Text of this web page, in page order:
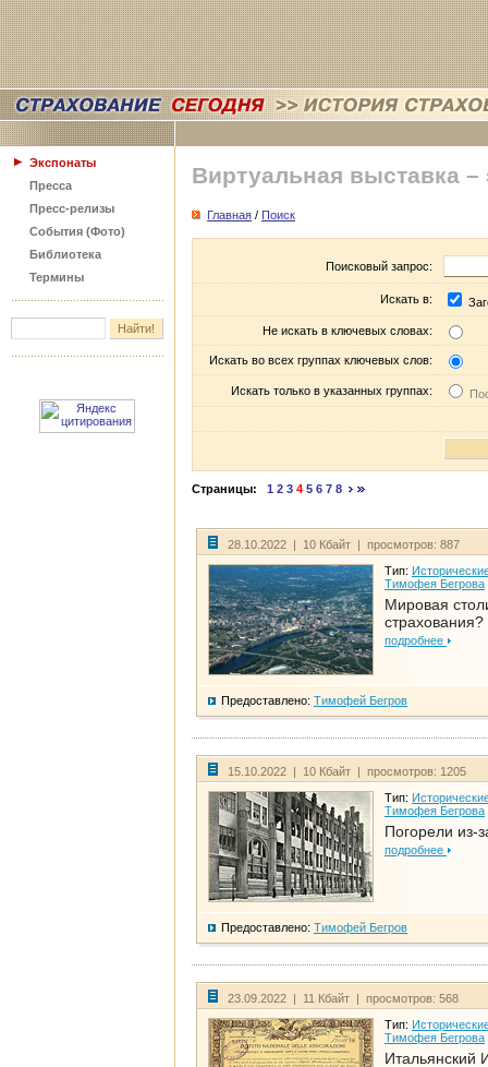
Экспонаты
Пресса
Пресс-релизы
События (Фото)
Библиотека
Термины
Виртуальная выставка –
Главная / Поиск
Поисковый запрос:
Искать в:
Не искать в ключевых словах:
Искать во всех группах ключевых слов:
Искать только в указанных группах:
Страницы: 1 2 3 4 5 6 7 8
28.10.2022 | 10 Кбайт | просмотров: 887
Тип:
Тимофея Бегрова
Мировая
страхования?
подробнее
Предоставлено: Тимофей Бегров
15.10.2022 | 10 Кбайт | просмотров: 1205
Тип:
Тимофея Бегрова
Погорели из-
подробнее
Предоставлено: Тимофей Бегров
23.09.2022 | 11 Кбайт | просмотров: 568
Тип:
Тимофея Бегрова
Итальянский